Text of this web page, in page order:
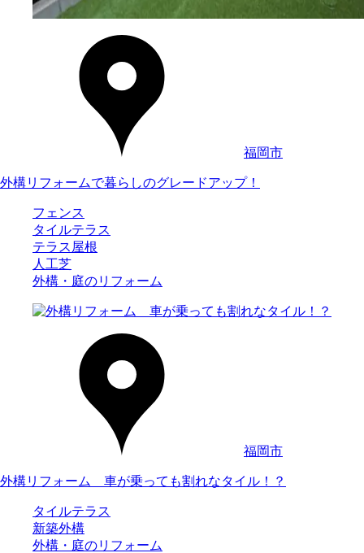
福岡市
外構リフォームで暮らしのグレードアップ！
フェンス
タイルテラス
テラス屋根
人工芝
外構・庭のリフォーム
福岡市
外構リフォーム 車が乗っても割れなタイル！？
タイルテラス
新築外構
外構・庭のリフォーム